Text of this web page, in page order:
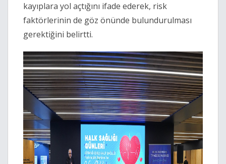
kayıplara yol açtığını ifade ederek, risk
faktörlerinin de göz önünde bulundurulması
gerektiğini belirtti.